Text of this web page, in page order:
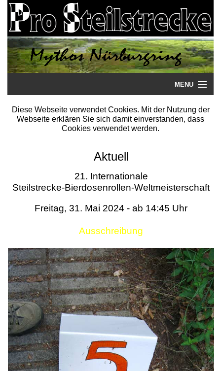
MENU
Startseite
Literatur
Termine
Diese Webseite verwendet Cookies. Mit der Nutzung der
Webseite erklären Sie sich damit einverstanden, dass
Cookies verwendet werden.
Aktuell
21. Internationale
Steilstrecke-Bierdosenrollen-Weltmeisterschaft
Freitag, 31. Mai 2024 - ab 14:45 Uhr
Ausschreibung